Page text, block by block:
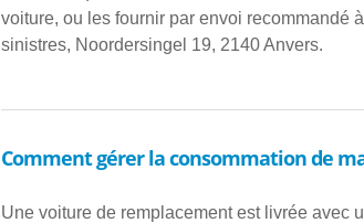
voiture, ou les fournir par envoi recommandé
sinistres, Noordersingel 19, 2140 Anvers.
Comment gérer la consommation de
Une voiture de remplacement est livrée avec